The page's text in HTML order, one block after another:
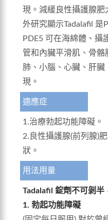
現。減緩良性攝護腺肥
外研究顯示Tadalafil 是
PDE5 可在海綿體、攝
管和內臟平滑肌、骨骼
肺、小腦、心臟、肝
現。
適應症
1.治療勃起功能障礙。
2.良性攝護腺(前列腺)
狀。
用法用量
Tadalafil 錠劑不可剝半
1. 勃起功能障礙